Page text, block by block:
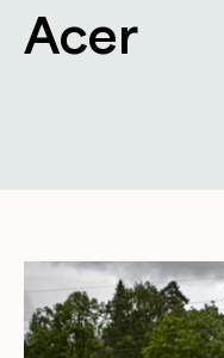
Acer
Kategori/